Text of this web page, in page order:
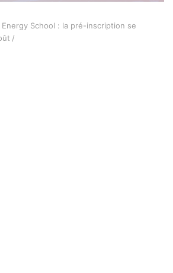
Energy School : la pré-inscription se
/